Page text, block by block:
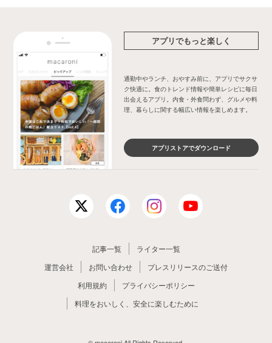
アプリでもっと楽しく
通勤中やランチ、おやすみ前に、アプリでサクサ
ク快適に。食のトレンド情報や簡単レシピに毎日
出会えるアプリ。内食・外食問わず、グルメや料
理、暮らしに関する幅広い情報を楽しめます。
アプリストアでダウンロード
記事一覧
ライター一覧
運営会社
お問い合わせ
プレスリリースのご送付
利用規約
プライバシーポリシー
料理をおいしく、安全に楽しむために